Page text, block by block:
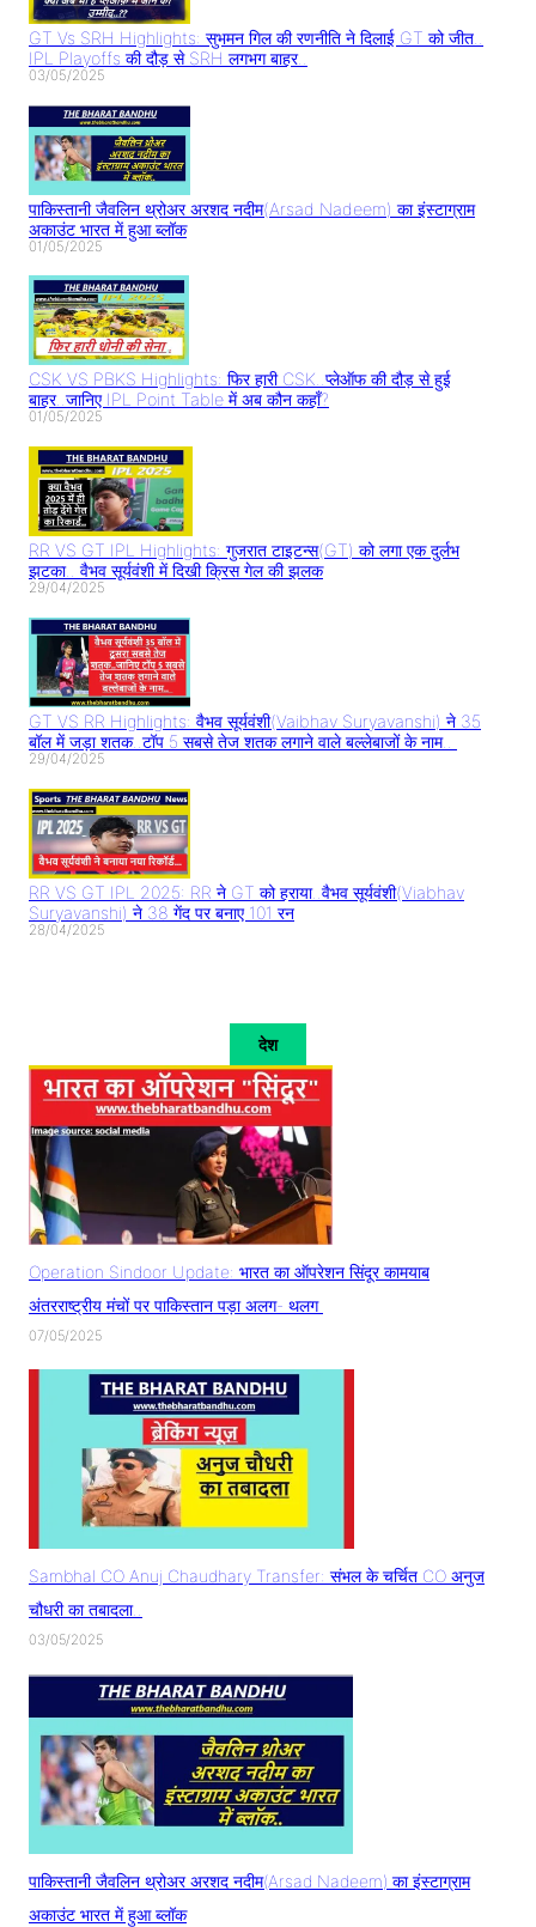
GT Vs SRH Highlights: सुभमन गिल की रणनीति ने दिलाई GT को जीत..
IPL Playoffs की दौड़ से SRH लगभग बाहर..
03/05/2025
पाकिस्तानी जैवलिन थ्रोअर अरशद नदीम(Arsad Nadeem) का इंस्टाग्राम
अकाउंट भारत में हुआ ब्लॉक
01/05/2025
CSK VS PBKS Highlights: फिर हारी CSK..प्लेऑफ की दौड़ से हुई
बाहर..जानिए IPL Point Table में अब कौन कहाँ?
01/05/2025
RR VS GT IPL Highlights: गुजरात टाइटन्स(GT) को लगा एक दुर्लभ
झटका.. वैभव सूर्यवंशी में दिखी क्रिस गेल की झलक
29/04/2025
GT VS RR Highlights: वैभव सूर्यवंशी(Vaibhav Suryavanshi) ने 35
बॉल में जड़ा शतक..टॉप 5 सबसे तेज शतक लगाने वाले बल्लेबाजों के नाम..
29/04/2025
RR VS GT IPL 2025: RR ने GT को हराया..वैभव सूर्यवंशी(Viabhav
Suryavanshi) ने 38 गेंद पर बनाए 101 रन
28/04/2025
देश
Operation Sindoor Update: भारत का ऑपरेशन सिंदूर कामयाब
अंतरराष्ट्रीय मंचों पर पाकिस्तान पड़ा अलग- थलग
07/05/2025
Sambhal CO Anuj Chaudhary Transfer: संभल के चर्चित CO अनुज
चौधरी का तबादला..
03/05/2025
पाकिस्तानी जैवलिन थ्रोअर अरशद नदीम(Arsad Nadeem) का इंस्टाग्राम
अकाउंट भारत में हुआ ब्लॉक